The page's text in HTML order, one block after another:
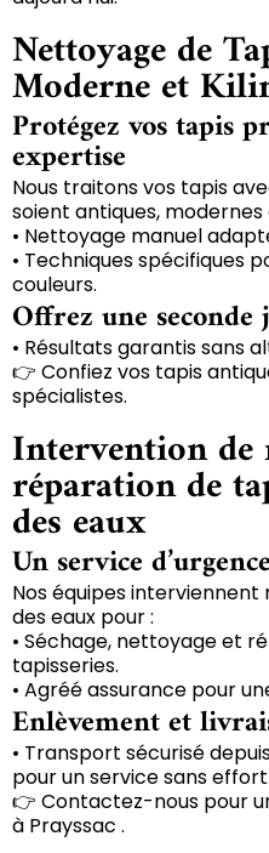
Nettoyage de
Moderne et
Protégez vos tapis
expertise
Nous traitons vos tapis
soient antiques, modernes
• Nettoyage manuel
• Techniques spécifiques
couleurs.
Offrez une seconde
• Résultats garantis sans
👉 Confiez vos tapis
spécialistes.
Intervention de
réparation de
des eaux
Un service
Nos équipes
des eaux pour :
• Séchage, nettoyage et
tapisseries.
• Agréé assurance pour
Enlèvement et
• Transport sécurisé
pour un service sans effort.
👉 Contactez-nous pour
à Prayssac .